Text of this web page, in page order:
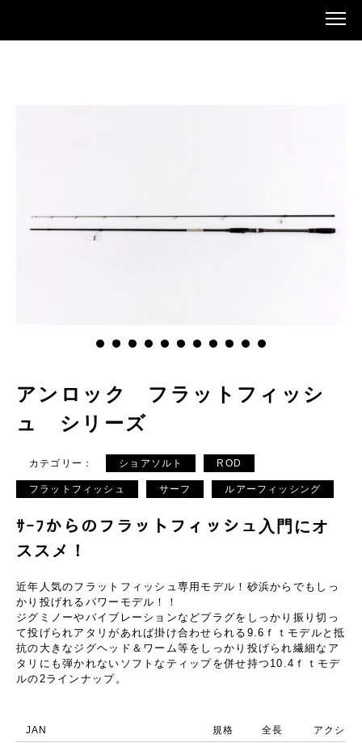
アンロック フラットフィッシ
ュ シリーズ
カテゴリー： ショアソルト ROD
フラットフィッシュ サーフ ルアーフィッシング
ｻｰﾌからのフラットフィッシュ入門にオ
ススメ！
近年人気のフラットフィッシュ専用モデル！砂浜からでもしっ
かり投げれるパワーモデル！！
ジグミノーやバイブレーションなどプラグをしっかり振り切っ
て投げられアタリがあれば掛け合わせられる9.6ｆｔモデルと抵
抗の大きなジグヘッド＆ワーム等をしっかり投げられ繊細なア
タリにも弾かれないソフトなティップを併せ持つ10.4ｆｔモデ
ルの2ラインナップ。
JAN 規格 全長 アクショ